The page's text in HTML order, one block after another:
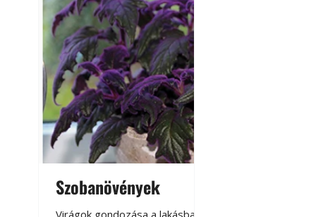
Szobanövények